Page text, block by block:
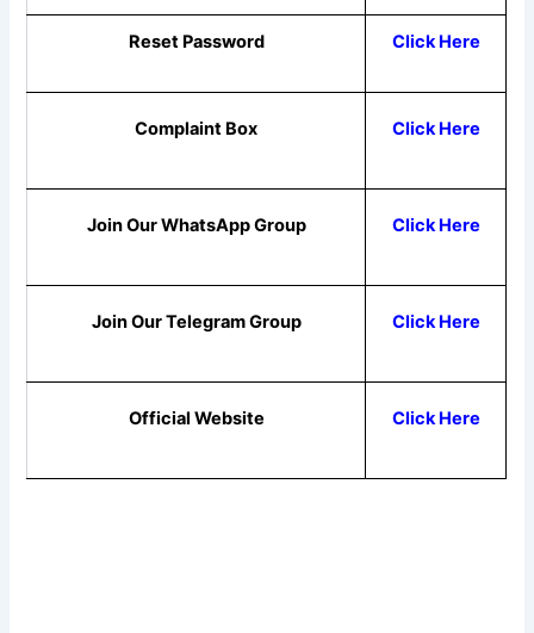
Reset Password Click Here
Complaint Box Click Here
Join Our WhatsApp Group Click Here
Join Our Telegram Group Click Here
Official Website Click Here